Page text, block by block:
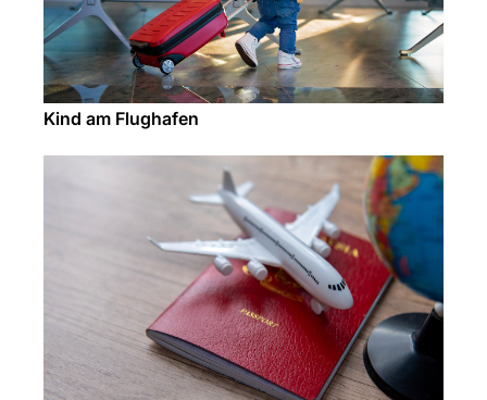
Kind am Flughafen